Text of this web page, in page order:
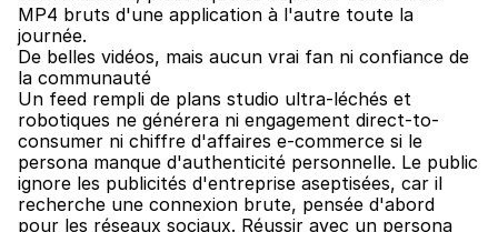
MP4 bruts d'une application à l'autre toute la
journée.
De belles vidéos, mais aucun vrai fan ni confiance de
la communauté
Un feed rempli de plans studio ultra-léchés et
robotiques ne générera ni engagement direct-to-
consumer ni chiffre d'affaires e-commerce si le
persona manque d'authenticité personnelle. Le public
ignore les publicités d'entreprise aseptisées, car il
recherche une connexion brute, pensée d'abord
pour les réseaux sociaux. Réussir avec un persona